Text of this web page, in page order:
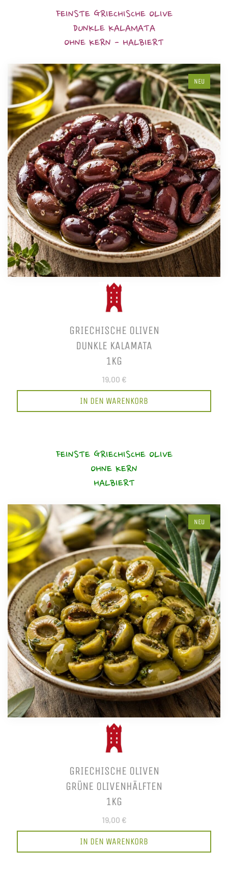
FEINSTE GRIECHISCHE OLIVE
DUNKLE KALAMATA
OHNE KERN - HALBIERT
NEU
GRIECHISCHE OLIVEN
DUNKLE KALAMATA
1KG
19,00 €
IN DEN WARENKORB
FEINSTE GRIECHISCHE OLIVE
OHNE KERN
HALBIERT
NEU
GRIECHISCHE OLIVEN
GRÜNE OLIVENHÄLFTEN
1KG
19,00 €
IN DEN WARENKORB